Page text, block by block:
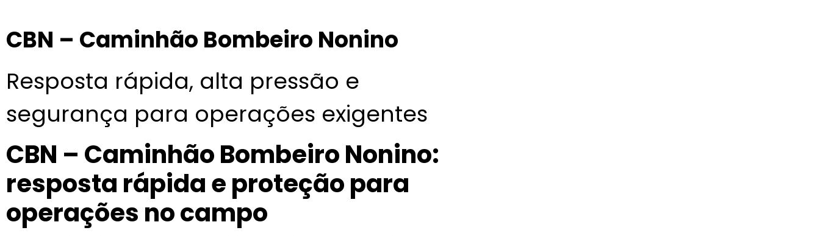
CBN – Caminhão Bombeiro Nonino
Resposta rápida, alta pressão e
segurança para operações exigentes
CBN – Caminhão Bombeiro Nonino:
resposta rápida e proteção para
operações no campo